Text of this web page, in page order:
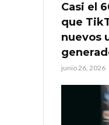
Casi el
que
nuevos
junio 26, 2026